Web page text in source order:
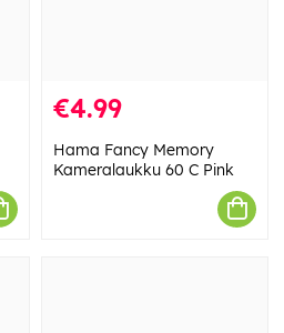
€4.99
Hama Fancy Memory
Kameralaukku 60 C Pink